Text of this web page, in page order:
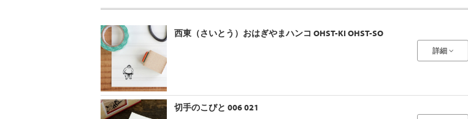
西東（さいとう）おはぎやまハンコ OHST-KI OHST-SO
詳細
切手のこびと 006 021